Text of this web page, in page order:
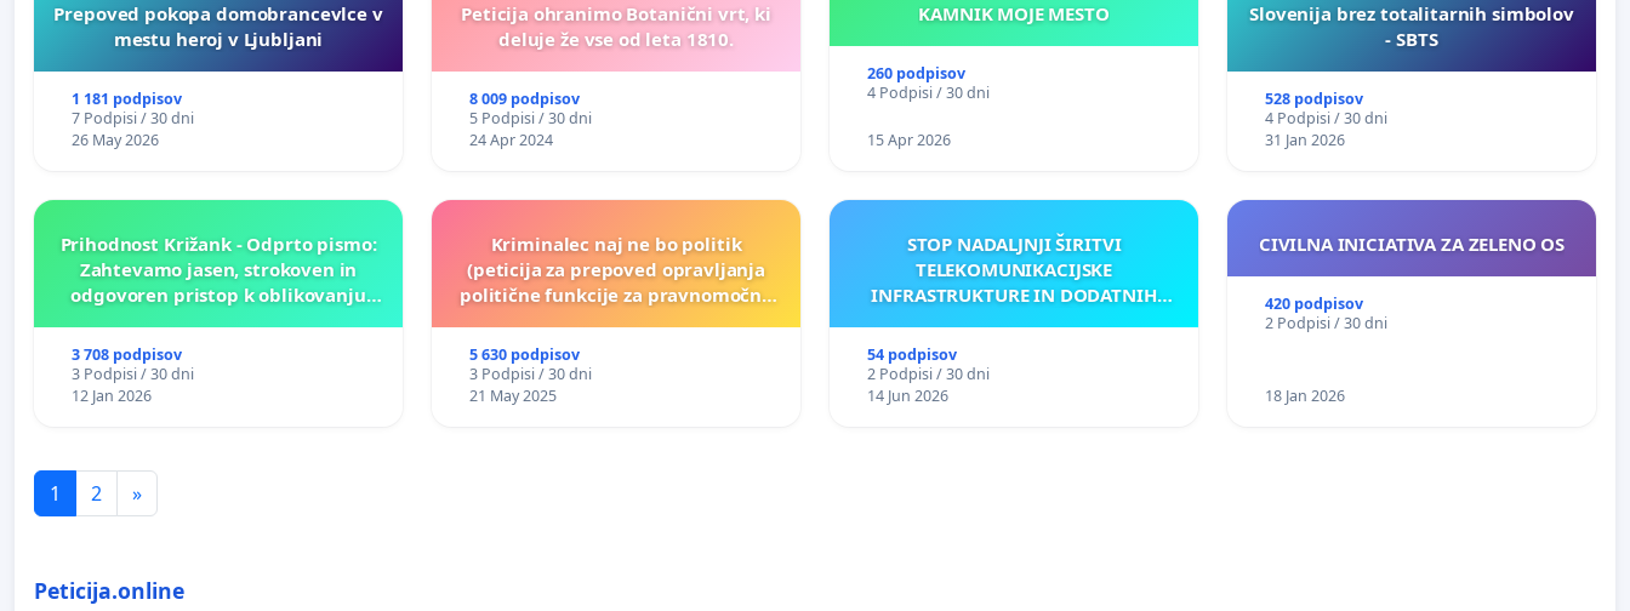
Prepoved pokopa domobrancevlce v
mestu heroj v Ljubljani
1 181 podpisov
7 Podpisi / 30 dni
26 May 2026
Peticija ohranimo Botanični vrt, ki
deluje že vse od leta 1810.
8 009 podpisov
5 Podpisi / 30 dni
24 Apr 2024
KAMNIK MOJE MESTO
260 podpisov
4 Podpisi / 30 dni
15 Apr 2026
Slovenija brez totalitarnih simbolov
- SBTS
528 podpisov
4 Podpisi / 30 dni
31 Jan 2026
Prihodnost Križank - Odprto pismo:
Zahtevamo jasen, strokoven in
odgovoren pristop k oblikovanju
3 708 podpisov
3 Podpisi / 30 dni
12 Jan 2026
Kriminalec naj ne bo politik
(peticija za prepoved opravljanja
politične funkcije za pravnomočno
5 630 podpisov
3 Podpisi / 30 dni
21 May 2025
STOP NADALJNJI ŠIRITVI
TELEKOMUNIKACIJSKE
INFRASTRUKTURE IN DODATNIH
54 podpisov
2 Podpisi / 30 dni
14 Jun 2026
CIVILNA INICIATIVA ZA ZELENO OS
420 podpisov
2 Podpisi / 30 dni
18 Jan 2026
1 2 »
Peticija.online